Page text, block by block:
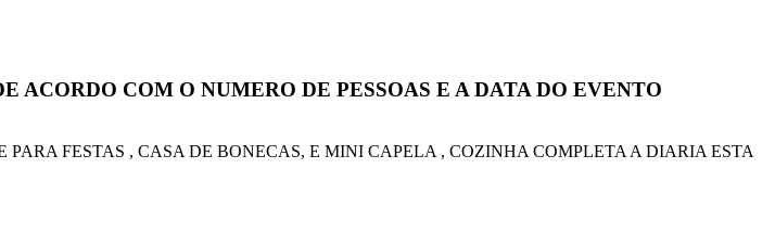
ACORDO COM O NUMERO DE PESSOAS E A DATA DO EVENTO
FESTAS , CASA DE BONECAS, E MINI CAPELA , COZINHA COMPLETA A DIARIA ESTA